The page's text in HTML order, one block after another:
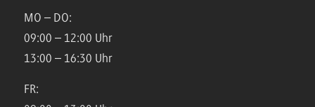
MO – DO:
09:00 – 12:00 Uhr
13:00 – 16:30 Uhr
FR: